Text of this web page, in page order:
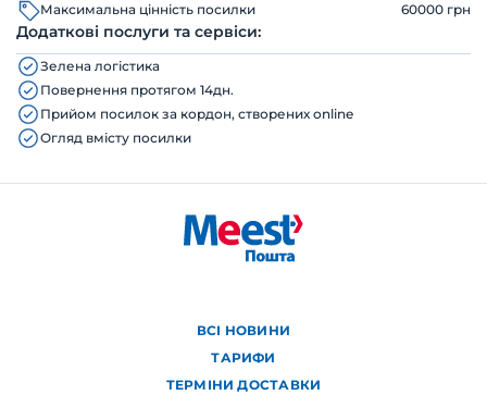
Максимальна цінність посилки
60000 грн
Додаткові послуги та сервіси:
Зелена логістика
Повернення протягом 14дн.
Прийом посилок за кордон, створених online
Огляд вмісту посилки
ВСІ НОВИНИ
ТАРИФИ
ТЕРМІНИ ДОСТАВКИ